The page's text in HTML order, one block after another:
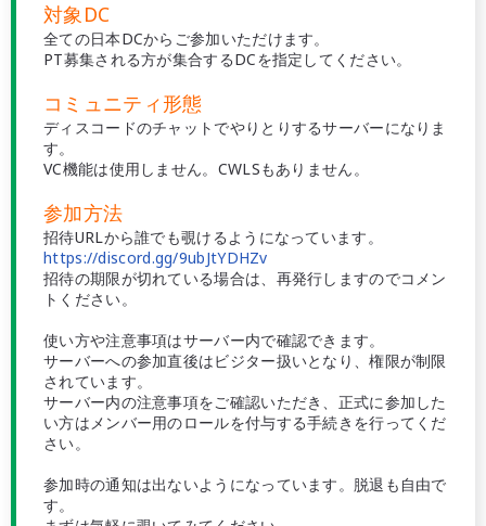
対象DC
全ての日本DCからご参加いただけます。
PT募集される方が集合するDCを指定してください。
コミュニティ形態
ディスコードのチャットでやりとりするサーバーになりま
す。
VC機能は使用しません。CWLSもありません。
参加方法
招待URLから誰でも覗けるようになっています。
https://discord.gg/9ubJtYDHZv
招待の期限が切れている場合は、再発行しますのでコメン
トください。
使い方や注意事項はサーバー内で確認できます。
サーバーへの参加直後はビジター扱いとなり、権限が制限
されています。
サーバー内の注意事項をご確認いただき、正式に参加した
い方はメンバー用のロールを付与する手続きを行ってくだ
さい。
参加時の通知は出ないようになっています。脱退も自由で
す。